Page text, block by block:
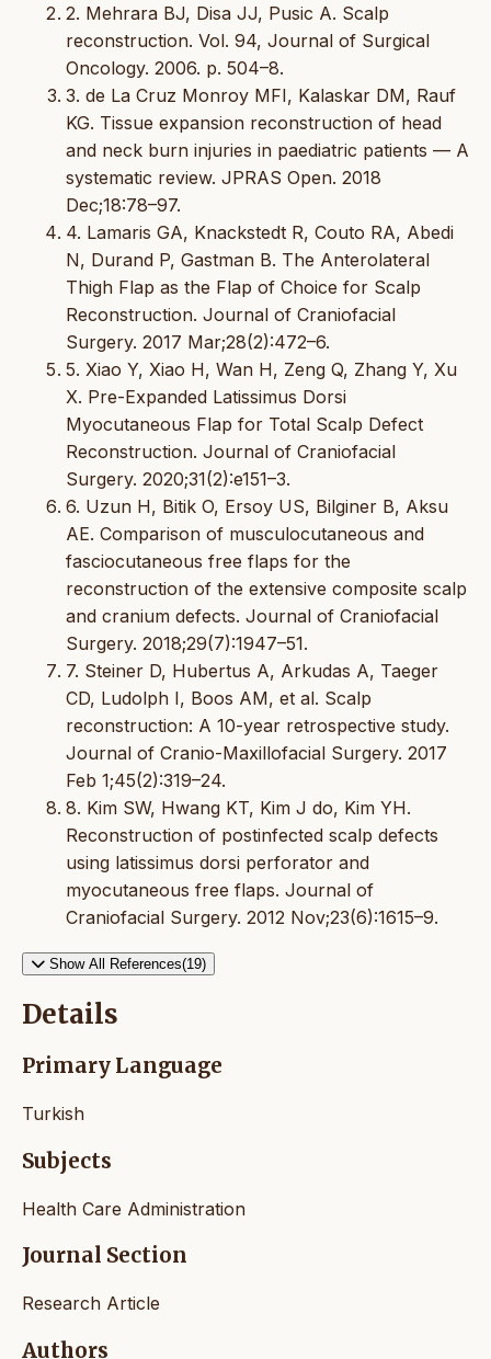
2. Mehrara BJ, Disa JJ, Pusic A. Scalp
reconstruction. Vol. 94, Journal of Surgical
Oncology. 2006. p. 504–8.
3. de La Cruz Monroy MFI, Kalaskar DM, Rauf
KG. Tissue expansion reconstruction of head
and neck burn injuries in paediatric patients — A
systematic review. JPRAS Open. 2018
Dec;18:78–97.
4. Lamaris GA, Knackstedt R, Couto RA, Abedi
N, Durand P, Gastman B. The Anterolateral
Thigh Flap as the Flap of Choice for Scalp
Reconstruction. Journal of Craniofacial
Surgery. 2017 Mar;28(2):472–6.
5. Xiao Y, Xiao H, Wan H, Zeng Q, Zhang Y, Xu
X. Pre-Expanded Latissimus Dorsi
Myocutaneous Flap for Total Scalp Defect
Reconstruction. Journal of Craniofacial
Surgery. 2020;31(2):e151–3.
6. Uzun H, Bitik O, Ersoy US, Bilginer B, Aksu
AE. Comparison of musculocutaneous and
fasciocutaneous free flaps for the
reconstruction of the extensive composite scalp
and cranium defects. Journal of Craniofacial
Surgery. 2018;29(7):1947–51.
7. Steiner D, Hubertus A, Arkudas A, Taeger
CD, Ludolph I, Boos AM, et al. Scalp
reconstruction: A 10-year retrospective study.
Journal of Cranio-Maxillofacial Surgery. 2017
Feb 1;45(2):319–24.
8. Kim SW, Hwang KT, Kim J do, Kim YH.
Reconstruction of postinfected scalp defects
using latissimus dorsi perforator and
myocutaneous free flaps. Journal of
Craniofacial Surgery. 2012 Nov;23(6):1615–9.
Show All References(19)
Details
Primary Language
Turkish
Subjects
Health Care Administration
Journal Section
Research Article
Authors